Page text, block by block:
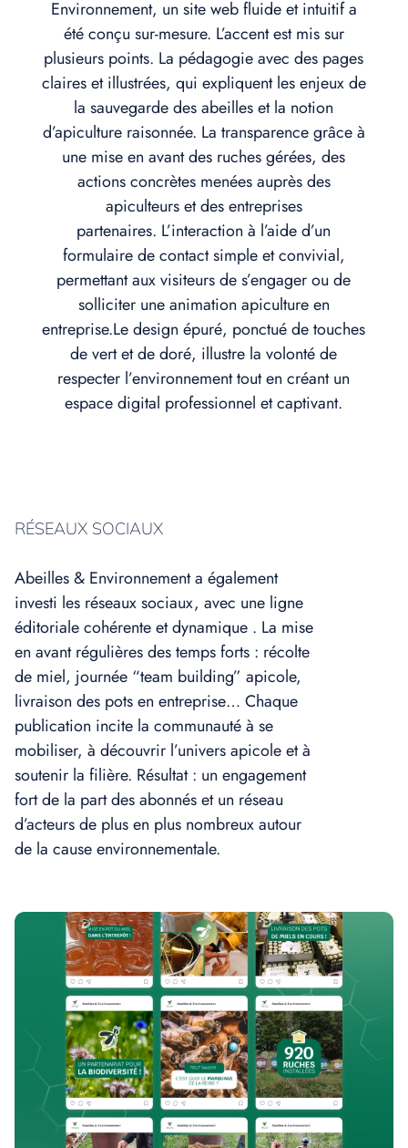
Environnement, un site web fluide et intuitif a
été conçu sur-mesure. L’accent est mis sur
plusieurs points. La pédagogie avec des pages
claires et illustrées, qui expliquent les enjeux de
la sauvegarde des abeilles et la notion
d’apiculture raisonnée. La transparence grâce à
une mise en avant des ruches gérées, des
actions concrètes menées auprès des
apiculteurs et des entreprises
partenaires. L’interaction à l’aide d’un
formulaire de contact simple et convivial,
permettant aux visiteurs de s’engager ou de
solliciter une animation apiculture en
entreprise.Le design épuré, ponctué de touches
de vert et de doré, illustre la volonté de
respecter l’environnement tout en créant un
espace digital professionnel et captivant.
RÉSEAUX SOCIAUX
Abeilles & Environnement a également
investi les réseaux sociaux, avec une ligne
éditoriale cohérente et dynamique . La mise
en avant régulières des temps forts : récolte
de miel, journée “team building” apicole,
livraison des pots en entreprise… Chaque
publication incite la communauté à se
mobiliser, à découvrir l’univers apicole et à
soutenir la filière. Résultat : un engagement
fort de la part des abonnés et un réseau
d’acteurs de plus en plus nombreux autour
de la cause environnementale.